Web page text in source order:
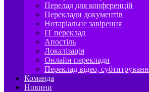
Перелад для конференцій
Переклади документів
Нотаріальне завірення
IT переклад
Апостіль
Локалізація
Онлайн переклади
Переклад відео,
Команда
Новини